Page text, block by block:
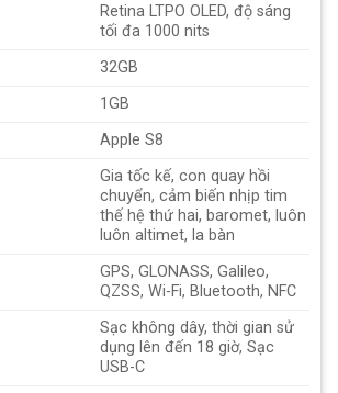
Retina LTPO OLED, độ sáng
tối đa 1000 nits
32GB
1GB
Apple S8
Gia tốc kế, con quay hồi
chuyển, cảm biến nhịp tim
thế hệ thứ hai, baromet, luôn
luôn altimet, la bàn
GPS, GLONASS, Galileo,
QZSS, Wi-Fi, Bluetooth, NFC
Sạc không dây, thời gian sử
dụng lên đến 18 giờ, Sạc
USB-C